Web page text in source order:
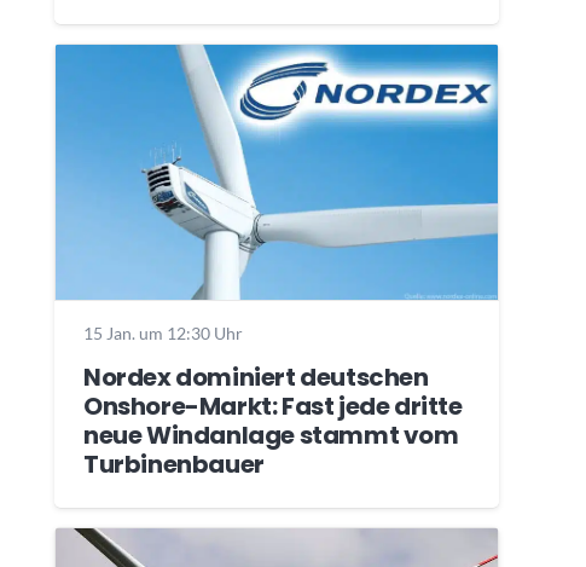
15 Jan. um 12:30 Uhr
Nordex dominiert deutschen
Onshore-Markt: Fast jede dritte
neue Windanlage stammt vom
Turbinenbauer